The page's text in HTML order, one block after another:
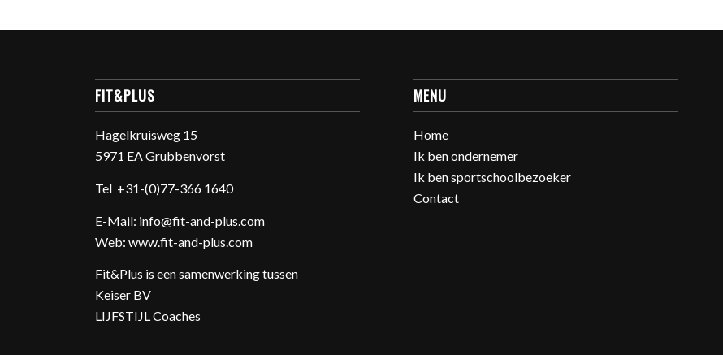
FIT&PLUS
Hagelkruisweg 15
5971 EA Grubbenvorst
Tel +31-(0)77-366 1640
E-Mail: info@fit-and-plus.com
Web:www.fit-and-plus.com
Fit&Plus is een samenwerking tussen
Keiser BV
LIJFSTIJL Coaches
MENU
Home
Ik ben ondernemer
Ik ben sportschoolbezoeker
Contact